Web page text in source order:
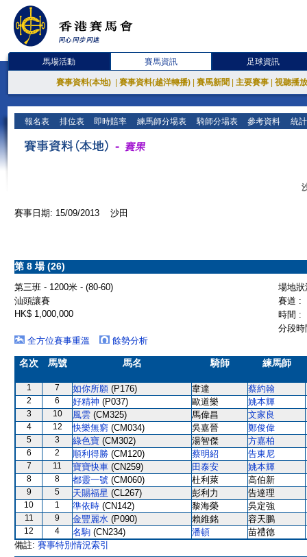
馬場活動 賽馬資訊 足球資訊
賽事資料(本地) 賽事資料(越洋轉播) 賽馬新聞 主要賽事 視聽播
報名表 排位表 即時賠率 練馬師分場表 騎師分場表 參考資料 統
賽事日期: 15/09/2013 沙田
第 8 場 (26)
第三班 - 1200米 - (80-60)
場地
汕頭讓賽
賽道 :
HK$ 1,000,000
時間 :
分段
全方位賽事重溫
餘勢分析
名次 馬號 馬名 騎師 練馬師
1 7 如你所願 (P176) 韋達 蔡約翰
2 6 好精神 (P037) 歐道樂 姚本輝
3 10 風雲 (CM325) 馬偉昌 文家良
4 12 快樂無窮 (CM034) 吳嘉晉 鄭俊偉
5 3 綠色寶 (CM302) 湯智傑 方嘉柏
6 2 順利得勝 (CM120) 蔡明紹 告東尼
7 11 寶寶快車 (CN259) 田泰安 姚本輝
8 8 都靈一號 (CM060) 杜利萊 高伯新
9 5 天賜福星 (CL267) 彭利力 告達理
10 1 準依時 (CN142) 黎海榮 吳定強
11 9 金豐麗水 (P090) 賴維銘 容天鵬
12 4 名駒 (CN234) 潘頓
苗禮德
備註: 賽事特別情況索引